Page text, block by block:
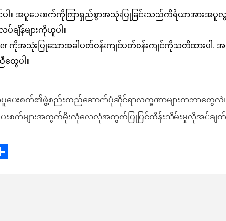
ပါ။ အပူပေးစက်ကိုကြာရှည်စွာအသုံးပြုခြင်းသည်ကိရိယာအား
ချိန်များကိုယူပါ။
ကိုအသုံးပြုသောအခါပတ်ဝန်းကျင်ပတ်ဝန်းကျင်ကိုသတိထားပါ,
ထွေပါ။
အပူပေးစက်၏ဖွဲ့စည်းတည်ဆောက်ပုံဆိုင်ရာလက္ခဏာများကဘာတွေလဲ။
ပေးစက်များအတွက်မိုးလုံလေလုံအတွက်ပြုပြင်ထိန်းသိမ်းမှုလိုအပ်ချ